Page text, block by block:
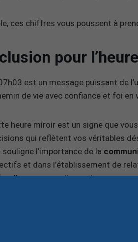
ces chiffres vous poussent à
pour
07h03 est un message puissant de
de vie avec confiance et foi en
heure miroir est un signe que
qui reflètent vos véritables
souligne l’importance de la
et dans l’établissement de
elle vous rappelle que les